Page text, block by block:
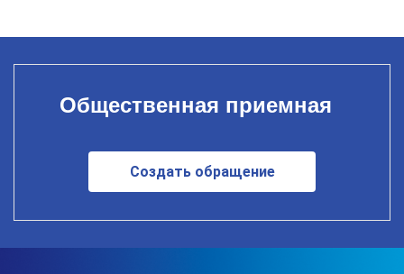
Общественная приемная
Создать обращение